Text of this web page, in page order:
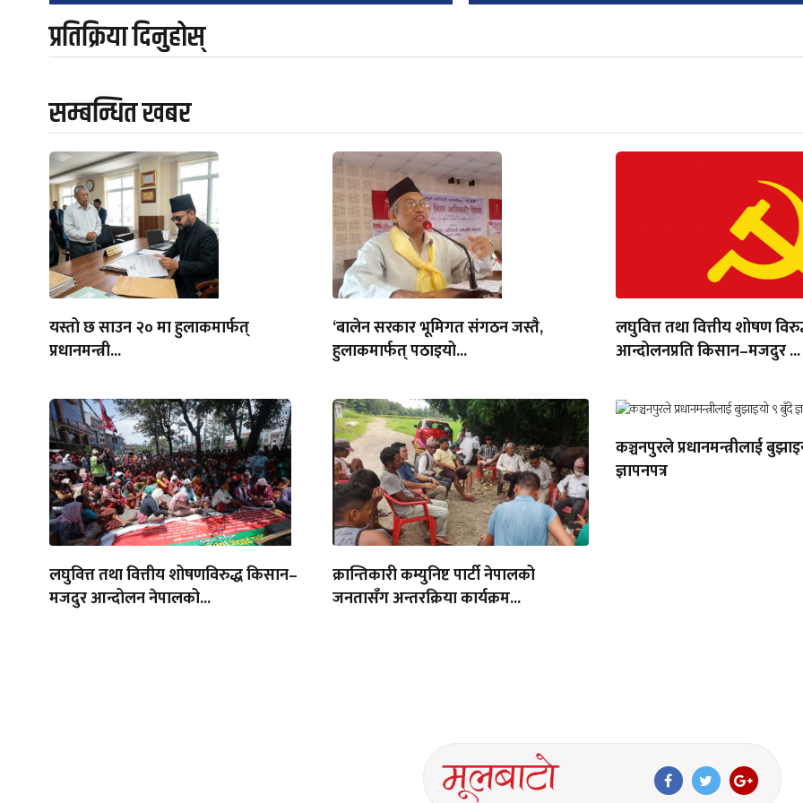
प्रतिक्रिया दिनुहोस्
सम्बन्धित खबर
यस्तो छ साउन २० मा हुलाकमार्फत्
प्रधानमन्त्री...
‘बालेन सरकार भूमिगत संगठन जस्तै,
हुलाकमार्फत् पठाइयो...
लघुवित्त तथा वित्तीय शोषण
आन्दोलनप्रति किसान–मजदुर ...
लघुवित्त तथा वित्तीय शोषणविरुद्ध किसान–
मजदुर आन्दोलन नेपालको...
क्रान्तिकारी कम्युनिष्ट पार्टी नेपालको
जनतासँग अन्तरक्रिया कार्यक्रम...
कञ्चनपुरले प्रधानमन्त्रीलाई
ज्ञापनपत्र